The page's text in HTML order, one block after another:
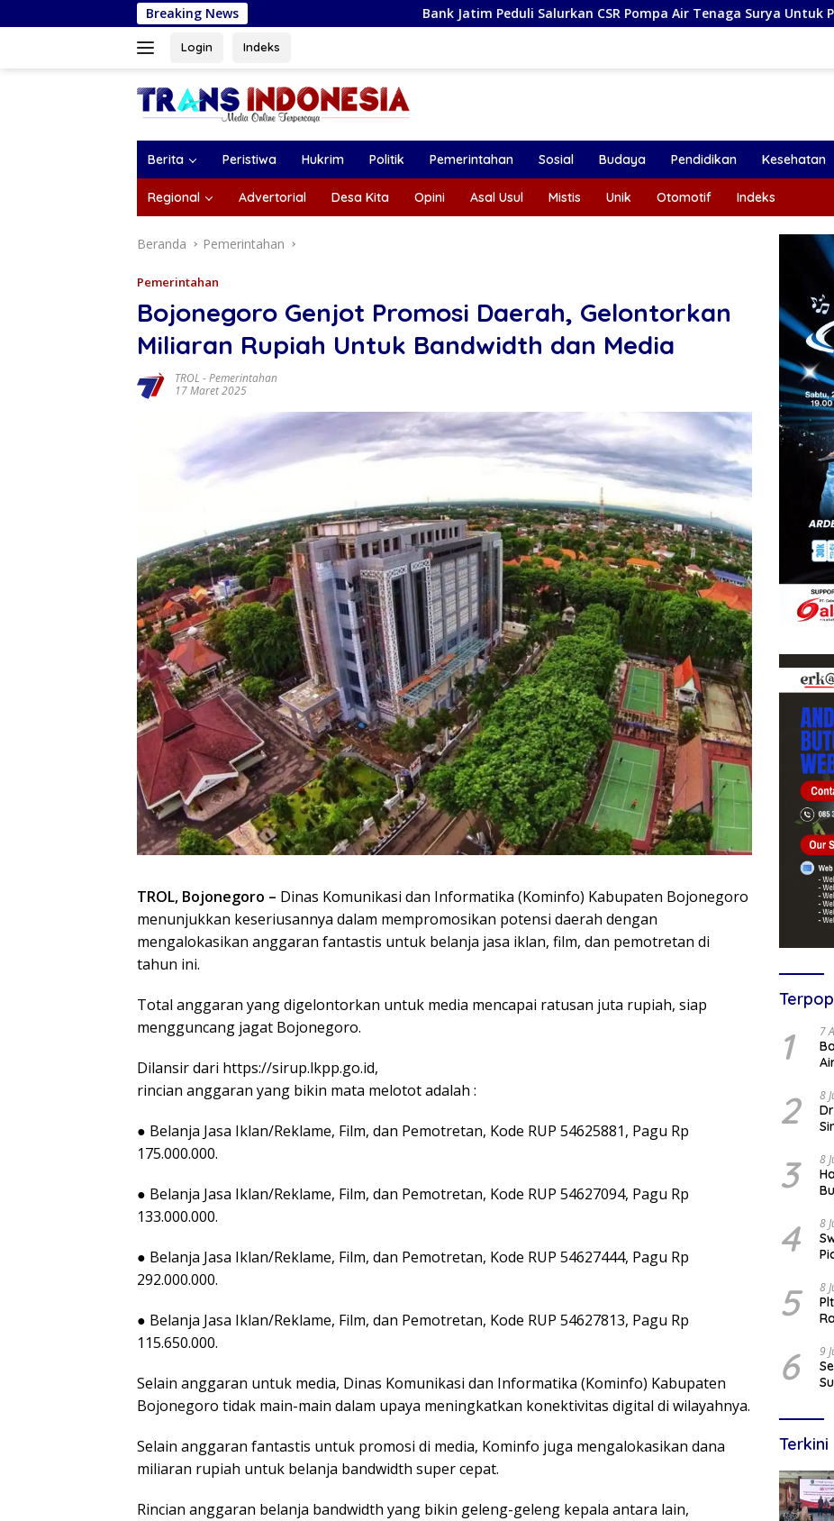
ke
Breaking News Bank Jatim Peduli Salurkan CSR Pompa Air Tenaga Surya Untuk Petani Pacitan
Login Indeks
Berita Peristiwa Hukrim Politik Pemerintahan Sosial Budaya Pendidikan Kesehatan
Regional Advertorial Desa Kita Opini Asal Usul Mistis Unik Otomotif Indeks
Beranda Pemerintahan
Pemerintahan
Bojonegoro Genjot Promosi Daerah, Gelontorkan
Miliaran Rupiah Untuk Bandwidth dan Media
TROL -Pemerintahan
17 Maret 2025
TROL, Bojonegoro – Dinas Komunikasi dan Informatika (Kominfo) Kabupaten Bojonegoro
menunjukkan keseriusannya dalam mempromosikan potensi daerah dengan
mengalokasikan anggaran fantastis untuk belanja jasa iklan, film, dan pemotretan di
tahun ini.
Total anggaran yang digelontorkan untuk media mencapai ratusan juta rupiah, siap
mengguncang jagat Bojonegoro.
Dilansir dari https://sirup.lkpp.go.id,
rincian anggaran yang bikin mata melotot adalah :
● Belanja Jasa Iklan/Reklame, Film, dan Pemotretan, Kode RUP 54625881, Pagu Rp
175.000.000.
● Belanja Jasa Iklan/Reklame, Film, dan Pemotretan, Kode RUP 54627094, Pagu Rp
133.000.000.
● Belanja Jasa Iklan/Reklame, Film, dan Pemotretan, Kode RUP 54627444, Pagu Rp
292.000.000.
● Belanja Jasa Iklan/Reklame, Film, dan Pemotretan, Kode RUP 54627813, Pagu Rp
115.650.000.
Selain anggaran untuk media, Dinas Komunikasi dan Informatika (Kominfo) Kabupaten
Bojonegoro tidak main-main dalam upaya meningkatkan konektivitas digital di wilayahnya.
Selain anggaran fantastis untuk promosi di media, Kominfo juga mengalokasikan dana
miliaran rupiah untuk belanja bandwidth super cepat.
Rincian anggaran belanja bandwidth yang bikin geleng-geleng kepala antara lain,
1 7
2 8
3 8
4 8
5 8
6 9
Terkini